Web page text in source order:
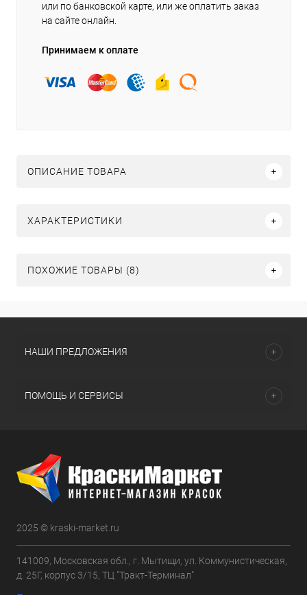
или по банковской карте, или же оплатить заказ
на сайте онлайн.
Принимаем к оплате
ОПИСАНИЕ ТОВАРА
ХАРАКТЕРИСТИКИ
ПОХОЖИЕ ТОВАРЫ (8)
НАШИ ПРЕДЛОЖЕНИЯ
ПОМОЩЬ И СЕРВИСЫ
2025 © kraski-market.ru
141009, Московская обл., г. Мытищи, ул. Коммунистическая,
д. 25Г, корпус 3/15, ТЦ "Тракт-Терминал"